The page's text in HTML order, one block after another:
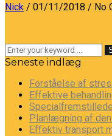
Nick / 01/11/2018 / No
Seneste indlæg
Forståelse af
Effektive
Planlægning af
Effektiv transport